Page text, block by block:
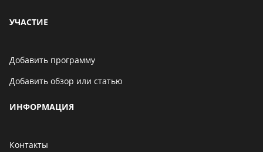
УЧАСТИЕ
Добавить программу
Добавить обзор или статью
ИНФОРМАЦИЯ
Контакты